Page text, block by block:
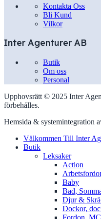
Kontakta Oss
Bli Kund
Vilkor
Inter Agenturer AB
Butik
Om oss
Personal
Upphovsrätt © 2025 Inter
förbehålles.
Hemsida & systemintegration
Välkommen Till Inter
Butik
Leksaker
Action
Baby
Bad,
Djur &
Dockor,
Fordon,